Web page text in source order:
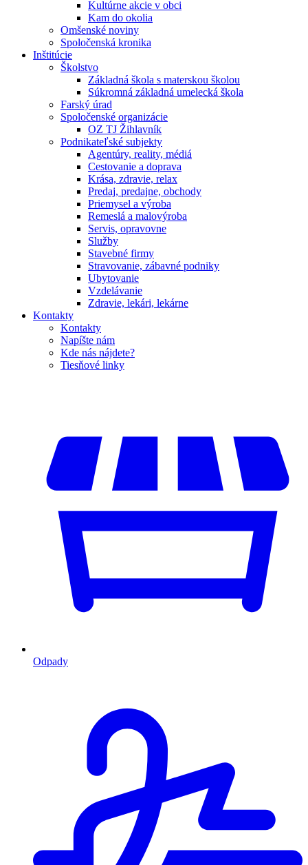
Kultúrne akcie v obci
Kam do okolia
Omšenské noviny
Spoločenská kronika
Inštitúcie
Školstvo
Základná škola s materskou školou
Súkromná základná umelecká škola
Farský úrad
Spoločenské organizácie
OZ TJ Žihlavník
Podnikateľské subjekty
Agentúry, reality, médiá
Cestovanie a doprava
Krása, zdravie, relax
Predaj, predajne, obchody
Priemysel a výroba
Remeslá a malovýroba
Servis, opravovne
Služby
Stavebné firmy
Stravovanie, zábavné podniky
Ubytovanie
Vzdelávanie
Zdravie, lekári, lekárne
Kontakty
Kontakty
Napíšte nám
Kde nás nájdete?
Tiesňové linky
Odpady